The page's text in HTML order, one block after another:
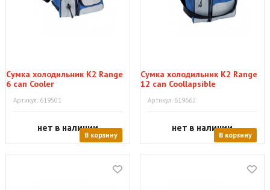
Сумка холодильник К2 Range
6 can Cooler
Артикул: 619501
нет в наличии
В корзину
Сумка холодильник К2 Range
12 can Coollapsible
Артикул: 619662
нет в наличии
В корзину